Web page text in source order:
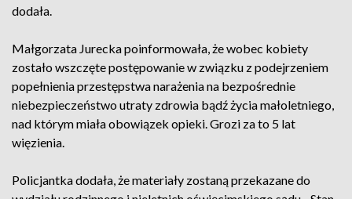
dodała.
Małgorzata Jurecka poinformowała, że wobec kobiety
zostało wszczęte postępowanie w związku z podejrzeniem
popełnienia przestępstwa narażenia na bezpośrednie
niebezpieczeństwo utraty zdrowia bądź życia małoletniego,
nad którym miała obowiązek opieki. Grozi za to 5 lat
więzienia.
Policjantka dodała, że materiały zostaną przekazane do